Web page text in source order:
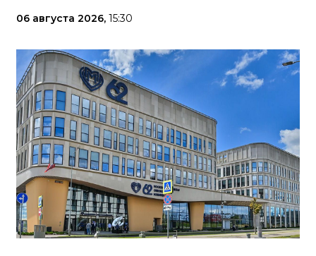
06 августа 2026, 15:30